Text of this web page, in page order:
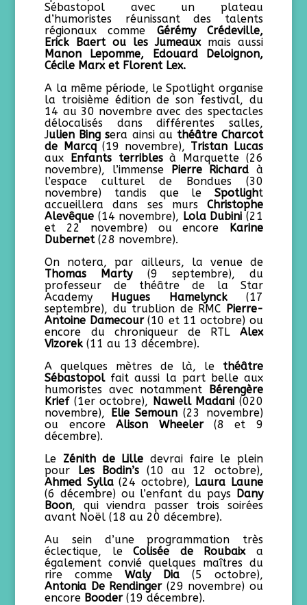
Sébastopol avec un plateau
d’humoristes réunissant des talents
régionaux comme Gérémy Crédeville,
Erick Baert ou les Jumeauxmais aussi
Manon Lepomme, Edouard Deloignon,
Cécile Marx et Florent Lex.
A la même période, le Spotlight organise
la troisième édition de son festival, du
14 au 30 novembre avec des spectacles
délocalisés dans différentes salles,
Julien Bing sera ainsi au théâtre Charcot
de Marcq(19 novembre), Tristan Lucas
aux Enfants terriblesà Marquette (26
novembre), l’immense Pierre Richard à
l’espace culturel de Bondues (30
novembre) tandis que le Spotlight
accueillera dans ses murs Christophe
Alevêque (14 novembre), Lola Dubini (21
et 22 novembre) ou encore Karine
Dubernet(28 novembre).
On notera, par ailleurs, la venue de
Thomas Marty(9 septembre), du
professeur de théâtre de la Star
Academy Hugues Hamelynck(17
septembre), du trublion de RMC Pierre-
Antoine Damecour(10 et 11 octobre) ou
encore du chroniqueur de RTL Alex
Vizorek (11 au 13 décembre).
A quelques mètres de là, le théâtre
Sébastopolfait aussi la part belle aux
humoristes avec notamment Bérengère
Krief(1er octobre), Nawell Madani (020
novembre), Elie Semoun (23 novembre)
ou encoreAlison Wheeler(8 et 9
décembre).
Le Zénith de Lille devrai faire le plein
pour Les Bodin’s(10 au 12 octobre),
Ahmed Sylla(24 octobre), Laura Laune
(6 décembre) ou l’enfant du pays Dany
Boon, qui viendra passer trois soirées
avant Noël (18 au 20 décembre).
Au sein d’une programmation très
éclectique, leColisée de Roubaixa
également convié quelques maîtres du
rire comme Waly Dia(5 octobre),
Antonia De Rendinger(29 novembre) ou
encore Booder(19 décembre).